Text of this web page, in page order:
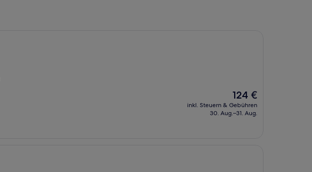
Der
Preis
beträgt
124 €
inkl. Steuern & Gebühren
30. Aug.–31. Aug.